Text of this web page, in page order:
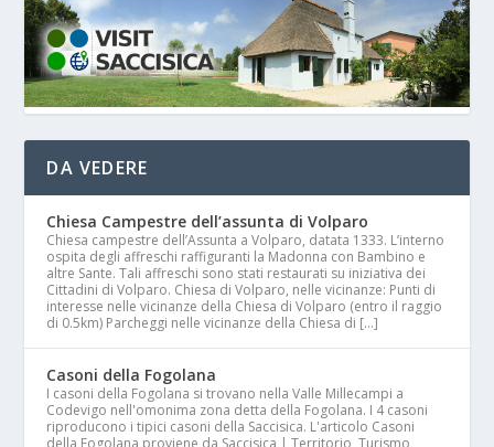
DA VEDERE
Chiesa Campestre dell’assunta di Volparo
Chiesa campestre dell’Assunta a Volparo, datata 1333. L’interno
ospita degli affreschi raffiguranti la Madonna con Bambino e
altre Sante. Tali affreschi sono stati restaurati su iniziativa dei
Cittadini di Volparo. Chiesa di Volparo, nelle vicinanze: Punti di
interesse nelle vicinanze della Chiesa di Volparo (entro il raggio
di 0.5km) Parcheggi nelle vicinanze della Chiesa di […]
Casoni della Fogolana
I casoni della Fogolana si trovano nella Valle Millecampi a
Codevigo nell'omonima zona detta della Fogolana. I 4 casoni
riproducono i tipici casoni della Saccisica. L'articolo Casoni
della Fogolana proviene da Saccisica | Territorio, Turismo,